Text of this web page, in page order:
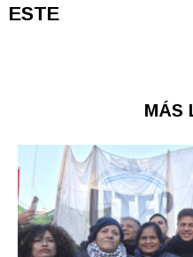
ESTE
MÁS